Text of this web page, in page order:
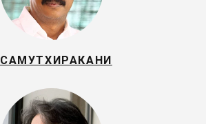
САМУТХИРАКАНИ